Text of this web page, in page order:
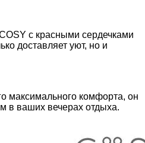
с красными сердечками
доставляет уют, но и
максимального комфорта, он
в ваших вечерах отдыха.